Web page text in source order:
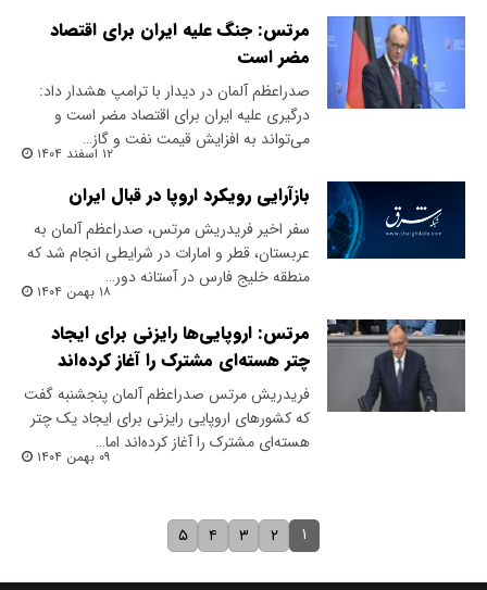
مرتس: جنگ علیه ایران برای اقتصاد
مضر است
صدراعظم آلمان در دیدار با ترامپ هشدار داد:
درگیری علیه ایران برای اقتصاد مضر است و
می‌تواند به افزایش قیمت نفت و گاز…
۱۲ اسفند ۱۴۰۴
بازآرایی رویکرد اروپا در قبال ایران
سفر اخیر فریدریش مرتس، صدراعظم آلمان به
عربستان، قطر و امارات در شرایطی انجام شد که
منطقه خلیج فارس در آستانه دور…
۱۸ بهمن ۱۴۰۴
مرتس: اروپایی‌ها رایزنی برای ایجاد
چتر هسته‌ای مشترک را آغاز کرده‌اند
فریدریش مرتس صدراعظم آلمان پنجشنبه گفت
که کشورهای اروپایی رایزنی برای ایجاد یک چتر
هسته‌ای مشترک را آغاز کرده‌اند اما…
۰۹ بهمن ۱۴۰۴
۱ ۲ ۳ ۴ ۵